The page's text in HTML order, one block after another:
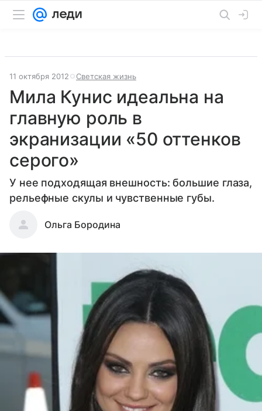
11 октября 2012 Светская жизнь
Мила Кунис идеальна на
главную роль в
экранизации «50 оттенков
серого»
У нее подходящая внешность: большие глаза,
рельефные скулы и чувственные губы.
Ольга Бородина